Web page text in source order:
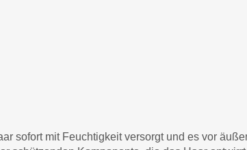
sofort mit Feuchtigkeit versorgt und es vor